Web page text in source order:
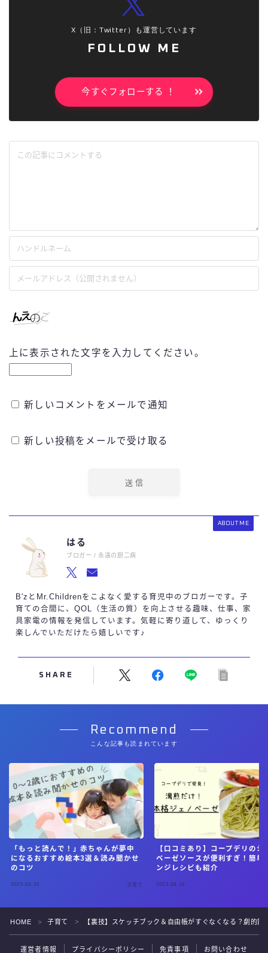
X（旧：Twitter）も運営しています
FOLLOW ME
今すぐフォローする ！
上に表示された文字を入力してください。
新しいコメントをメールで通知
新しい投稿をメールで受け取る
ABOUT ME
はる
ブロガー / 永遠の厨二病
B'zとMr.Childrenをこよなく愛する育児中のブロガーです。子
育ての合間に、QOL（生活の質）を向上させる趣味、仕事、家
具家電の情報を発信しています。気軽に寄り道して、ゆっくり
楽しんでいただけたら嬉しいです♪
SHARE
Recommend
こんな記事も読まれています
「もっと読んで！」赤ちゃんが夢中
になるおすすめ絵本3選＆読み聞かせ
のコツ
2025.03.20 子育て
【口コミあり】コープデリのジ
ベーゼソースが便利すぎ！簡単
ンジレシピも紹介
2025.08.16
HOME ＞ 子育て ＞ 【裏技】スケッチブック＆自由帳がすぐなくなる？劇的節
運営者情報 プライバシーポリシー 免責事項 お問い合わせ